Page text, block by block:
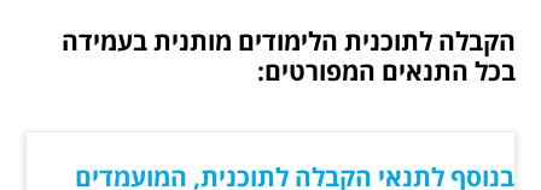
הקבלה לתוכנית הלימודים מותנית בעמידה
בכל התנאים המפורטים:
בנוסף לתנאי הקבלה לתוכנית, המועמדים